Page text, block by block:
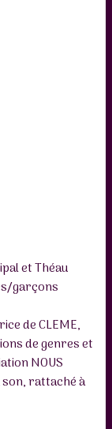
et Théau
garçons
de CLEME,
de genres et
NOUS
son, rattaché à